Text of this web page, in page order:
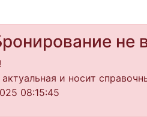
не
и носит
08:15:45